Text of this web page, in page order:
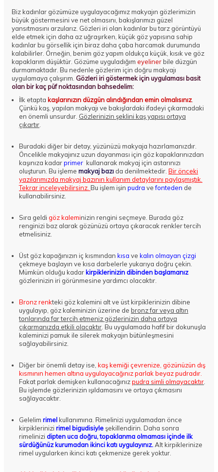
Biz kadınlar gözümüze uygulayacağımız makyajın gözlerimizin
büyük göstermesini ve net olmasını, bakışlarımızı güzel
yansıtmasını arzularız. Gözleri iri olan kadınlar bu tarz görüntüyü
elde etmek için daha az uğraşırken, küçük göz yapısına sahip
kadınlar bu görsellik için biraz daha çaba harcamak durumunda
kalabilirler. Örneğin, benim göz yapım oldukça küçük, kısık ve göz
kapaklarım düşüktür. Gözüme uyguladığım eyelinerbile düzgün
durmamaktadır. Bu nedenle gözlerim için doğru makyajı
uygulamaya çalışırım. Gözleri iri göstermek için uygulaması basit
olan bir kaç püf noktasından bahsedelim:
İlk etapta kaşlarınızın düzgün alındığından emin olmalısınız.
Çünkü kaş, yapılan makyajı ve bakışlardaki ifadeyi çıkarmadaki
en önemli unsurdur. Gözlerinizin şeklini kaş yapısı ortaya
çıkartır.
Buradaki diğer bir detay, yüzünüzü makyaja hazırlamanızdır.
Öncelikle makyajınız uzun dayanması için göz kapaklarınızdan
kaşınıza kadarprimer kullanarak makyaj için astarınızı
oluşturun. Bu işleme makyaj bazı da denilmektedir. Bir önceki
yazılarımızda makyaj bazının kullanım detaylarını paylaşmıştık.
Tekrar inceleyebilirsinz. Bu işlem işin pudra vefonteden de
kullanabilirsiniz.
Sıra geldi göz kaleminizin rengini seçmeye. Burada göz
renginizi baz alarak gözünüzü ortaya çıkaracak renkler tercih
etmelisiniz.
Üst göz kapağınızın iç kısmından kısa ve kalın olmayan çizgi
çekmeye başlayın ve kısa darbelerle yukarıya doğru çekin.
Mümkün olduğu kadar kirpiklerinizin dibinden başlamanız
gözlerinizin iri görünmesine yardımcı olacaktır.
Bronz renkteki göz kalemini alt ve üst kirpiklerinizin dibine
uygulayıp, göz kaleminizin üzerine de bronz far veya altın
tonlarında far tercih etmeniz gözlerinizin daha ortaya
çıkarmanızda etkili olacaktır. Bu uygulamada hafif bir dokunuşla
kaleminizi pamuk ile silerek makyajın bütünleşmesini
sağlayabilirsiniz.
Diğer bir önemli detay ise, kaş kemiği çevrenize, gözünüzün dış
kısmının hemen altına uygulayacağınız parlak beyaz pudradır.
Fakat parlak demişken kullanacağınızpudra simli olmayacaktır.
Bu işlemde gözlerinizin ışıldamasını ve ortaya çıkmasını
sağlayacaktır.
Gelelim rimelkullanımına. Rimelinizi uygulamadan önce
kirpiklerinizi rimel bigudisiyleşekillendirin. Daha sonra
rimelinizi dipten uca doğru, topaklanma olmaması içinde ilk
sürdüğünüz kurumadan ikinci katı uygulayınız.Alt kirpiklerinize
rimel uygularken ikinci katı çekmenize gerek yoktur.